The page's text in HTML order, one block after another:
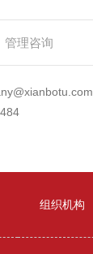
管理咨询
组织机构